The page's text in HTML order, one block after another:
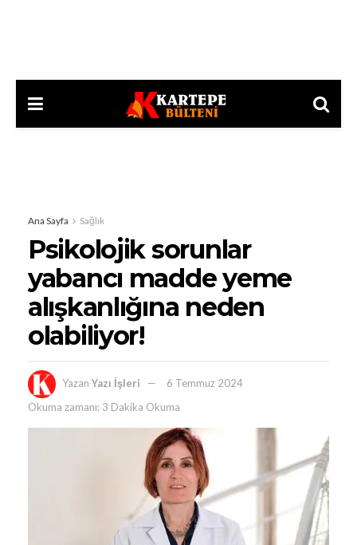
Ana Sayfa Sağlık
Psikolojik sorunlar
yabancı madde yeme
alışkanlığına neden
olabiliyor!
Yazan Yazı İşleri
6 Temmuz 2024
Okuma zamanı: 3 Dakika Okuma